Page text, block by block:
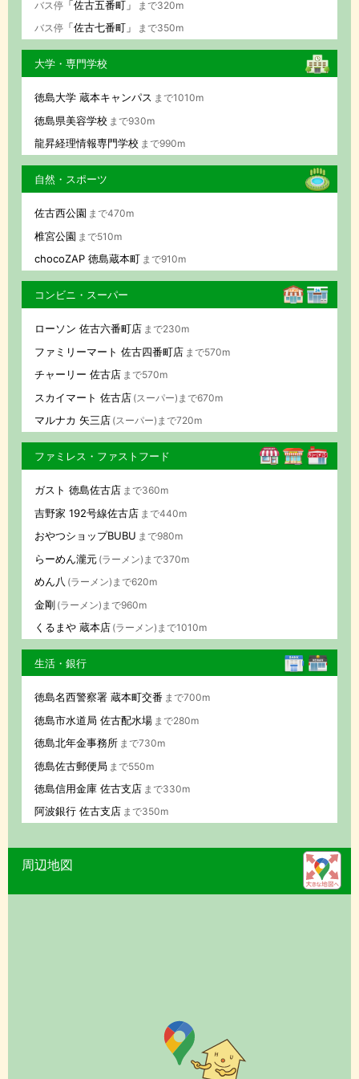
バス停「佐古五番町」
まで320m
バス停「佐古七番町」 まで350m
大学・専門学校
徳島大学 蔵本キャンパス まで1010m
徳島県美容学校 まで930m
龍昇経理情報専門学校 まで990m
自然・スポーツ
佐古西公園 まで470m
椎宮公園 まで510m
chocoZAP 徳島蔵本町 まで910m
コンビニ・スーパー
ローソン 佐古六番町店 まで230m
ファミリーマート 佐古四番町店 まで570m
チャーリー 佐古店 まで570m
スカイマート 佐古店 (スーパー)まで670m
マルナカ 矢三店 (スーパー)まで720m
ファミレス・ファストフード
ガスト 徳島佐古店 まで360m
吉野家 192号線佐古店 まで440m
おやつショップBUBU まで980m
らーめん瀧元 (ラーメン)まで370m
めん八 (ラーメン)まで620m
金剛 (ラーメン)まで960m
くるまや 蔵本店 (ラーメン)まで1010m
生活・銀行
徳島名西警察署 蔵本町交番 まで700m
徳島市水道局 佐古配水場 まで280m
徳島北年金事務所 まで730m
徳島佐古郵便局 まで550m
徳島信用金庫 佐古支店 まで330m
阿波銀行 佐古支店 まで350m
周辺地図